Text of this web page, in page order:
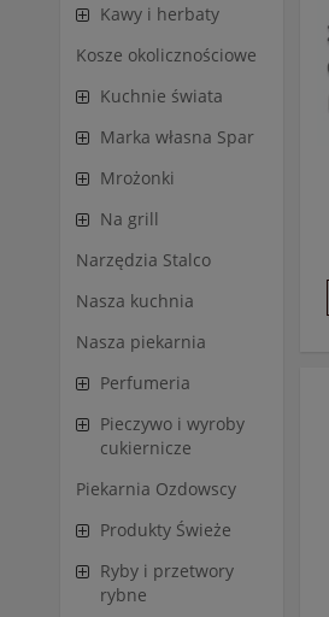
Kawy i herbaty
Kosze okolicznościowe
Kuchnie świata
Marka własna Spar
Mrożonki
Na grill
Narzędzia Stalco
Nasza kuchnia
Nasza piekarnia
Perfumeria
Pieczywo i wyroby
cukiernicze
Piekarnia Ozdowscy
Produkty Świeże
Ryby i przetwory
rybne